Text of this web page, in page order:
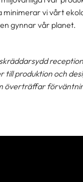
minimerar vi vårt
gynnar vår planet.
produktion och
överträffar